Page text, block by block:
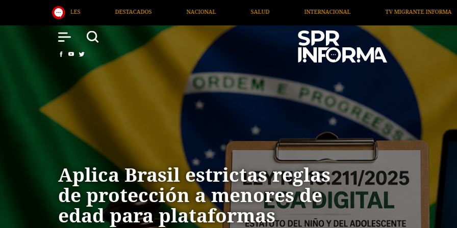
NACIONAL SALUD INTERNACIONAL TV MIGRANTE INFORMA OPINIÓN ARTÍCULOS
Aplica Brasil estrictas reglas
de protección a menores de
edad para plataformas